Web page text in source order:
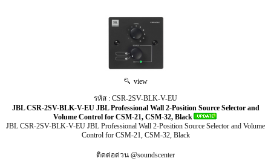
view
รหัส : CSR-2SV-BLK-V-EU
JBL CSR-2SV-BLK-V-EU JBL Professional Wall 2-Position Source Selector and
Volume Control for CSM-21, CSM-32, Black
JBL CSR-2SV-BLK-V-EU JBL Professional Wall 2-Position Source Selector and Volume
Control for CSM-21, CSM-32, Black
ติดต่อด่วน @soundscenter